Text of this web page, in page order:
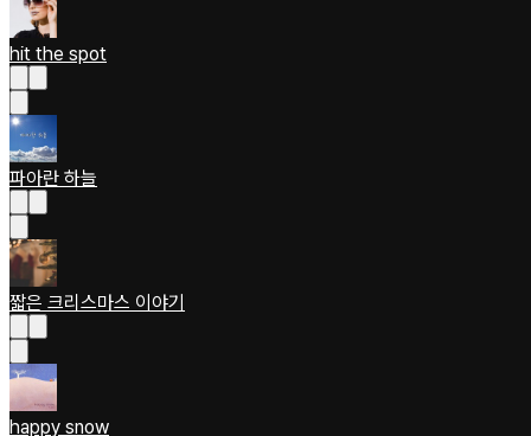
hit the spot
파아란 하늘
짧은 크리스마스 이야기
happy snow